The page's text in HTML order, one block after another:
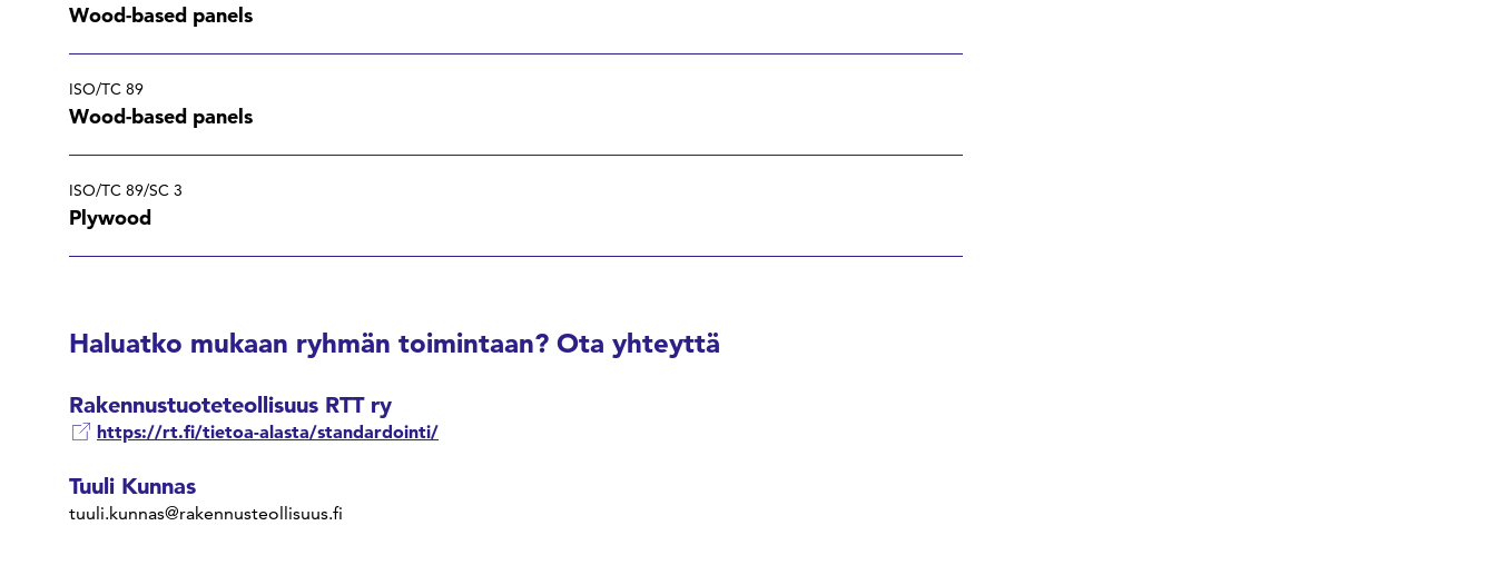
Wood-based panels
ISO/TC 89
Wood-based panels
ISO/TC 89/SC 3
Plywood
Haluatko mukaan ryhmän toimintaan? Ota yhteyttä
Rakennustuoteteollisuus RTT ry
https://rt.fi/tietoa-alasta/standardointi/
Tuuli Kunnas
tuuli.kunnas@rakennusteollisuus.fi